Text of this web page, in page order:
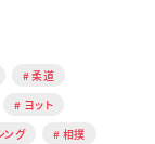
柔道
ヨット
ング
相撲